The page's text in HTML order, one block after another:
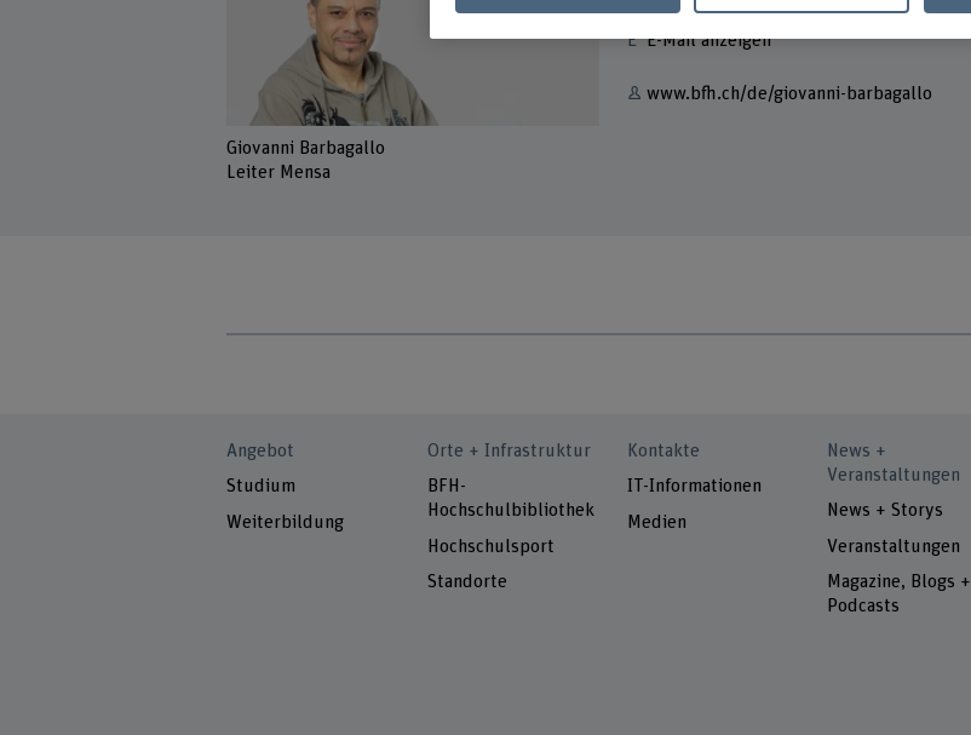
Giovanni Barbagallo
Leiter Mensa
E-Mail anzeigen
www.bfh.ch/de/giovanni-barbagallo
Angebot
Studium
Weiterbildung
Orte + Infrastruktur
BFH-
Hochschulbibliothek
Hochschulsport
Standorte
Kontakte
IT-Informationen
Medien
News +
Veranstaltungen
News + Storys
Veranstaltungen
Magazine, Blogs +
Podcasts